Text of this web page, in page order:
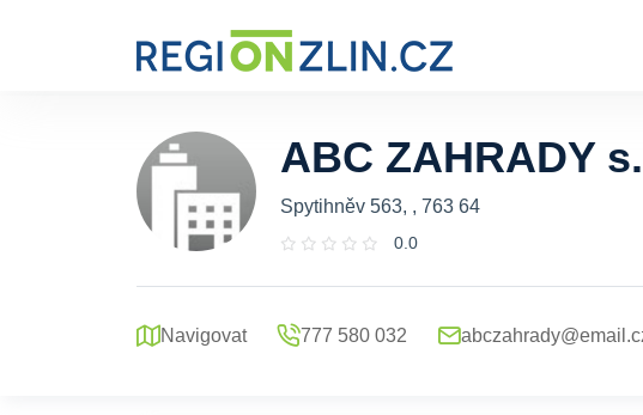
ABC ZAHRADY
Spytihněv 563, , 763 64
0.0
Navigovat 777 580 032